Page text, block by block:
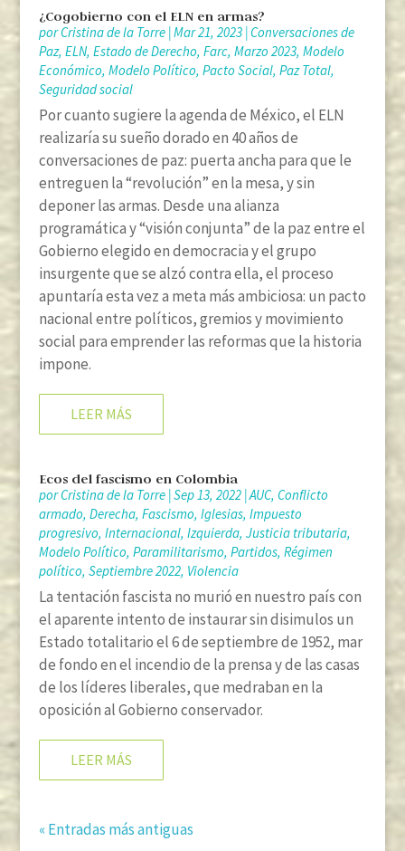
¿Cogobierno con el ELN en armas?
porCristina de la Torre|Mar 21, 2023|Conversaciones de
Paz, ELN, Estado de Derecho, Farc, Marzo 2023, Modelo
Económico, Modelo Político, Pacto Social, Paz Total,
Seguridad social
Por cuanto sugiere la agenda de México, el ELN
realizaría su sueño dorado en 40 años de
conversaciones de paz: puerta ancha para que le
entreguen la “revolución” en la mesa, y sin
deponer las armas. Desde una alianza
programática y “visión conjunta” de la paz entre el
Gobierno elegido en democracia y el grupo
insurgente que se alzó contra ella, el proceso
apuntaría esta vez a meta más ambiciosa: un pacto
nacional entre políticos, gremios y movimiento
social para emprender las reformas que la historia
impone.
LEER MÁS
Ecos del fascismo en Colombia
porCristina de la Torre|Sep 13, 2022|AUC, Conflicto
armado, Derecha, Fascismo, Iglesias, Impuesto
progresivo, Internacional, Izquierda, Justicia tributaria,
Modelo Político, Paramilitarismo, Partidos, Régimen
político, Septiembre 2022, Violencia
La tentación fascista no murió en nuestro país con
el aparente intento de instaurar sin disimulos un
Estado totalitario el 6 de septiembre de 1952, mar
de fondo en el incendio de la prensa y de las casas
de los líderes liberales, que medraban en la
oposición al Gobierno conservador.
LEER MÁS
« Entradas más antiguas